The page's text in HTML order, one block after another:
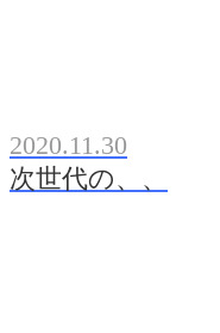
2020.11.30
次世代の、、